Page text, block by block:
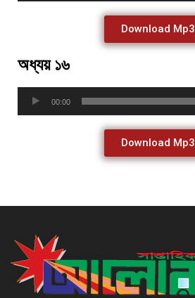
Download Mp3
অধ্যয় ১৬
00:00
Download Mp3